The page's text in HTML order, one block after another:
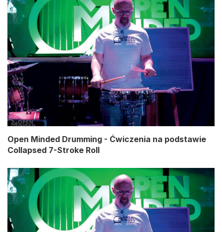
Open Minded Drumming - Ćwiczenia na podstawie
Collapsed 7-Stroke Roll